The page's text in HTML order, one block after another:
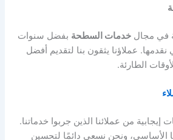
في مجالخدمات السطحة بفضل سنوات
عملاؤنا يثقون بنا لتقديم أفضل
الطارئة.
إيجابية من عملائنا الذين جربوا خدماتنا.
الأساسي، ونحن نسعى دائمًا لتحسين